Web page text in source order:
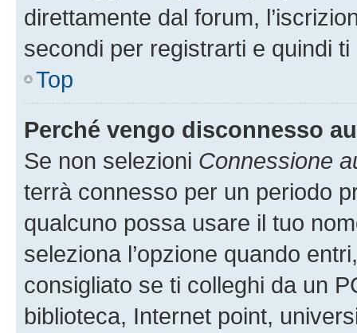
direttamente dal forum,
secondi per registrarti e quindi
Top
Perché vengo disconnesso
Se non selezioni Connessione
terrà connesso per un periodo
qualcuno possa usare il tuo
seleziona l’opzione quando
consigliato se ti colleghi da un
biblioteca, Internet point,